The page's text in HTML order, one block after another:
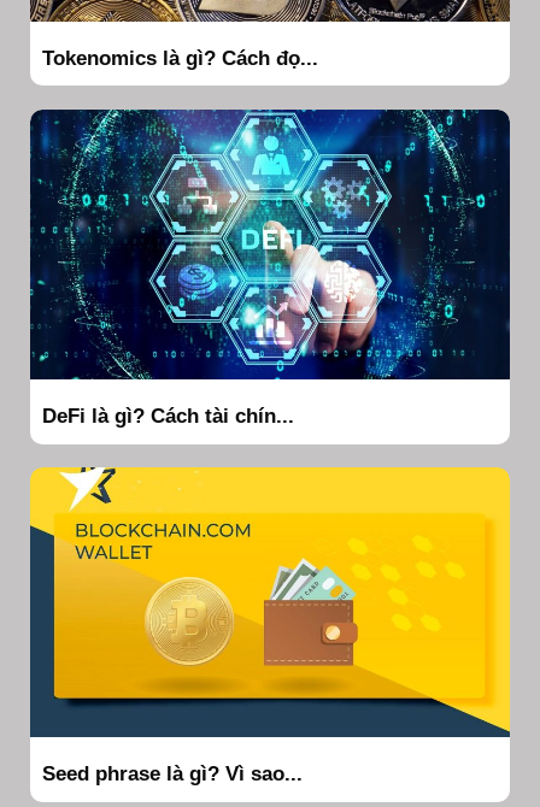
Tokenomics là gì? Cách đọ...
DeFi là gì? Cách tài chín...
Seed phrase là gì? Vì sao...